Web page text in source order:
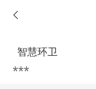
智慧环卫
***